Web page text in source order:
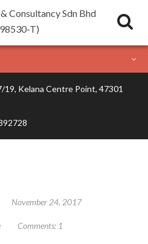
Consultancy Sdn Bhd
T)
19, Kelana Centre Point, 47301
November 24, 2017
Comments: 1